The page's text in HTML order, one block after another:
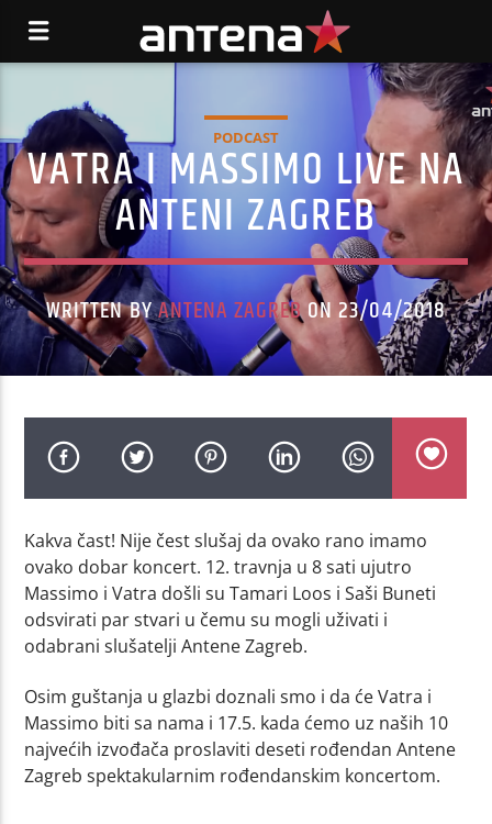
PODCAST
VATRA I MASSIMO LIVE NA
ANTENI ZAGREB
WRITTEN BYANTENA ZAGREBON 23/04/2018
Kakva čast! Nije čest slušaj da ovako rano imamo
ovako dobar koncert. 12. travnja u 8 sati ujutro
Massimo i Vatra došli su Tamari Loos i Saši Buneti
odsvirati par stvari u čemu su mogli uživati i
odabrani slušatelji Antene Zagreb.
Osim guštanja u glazbi doznali smo i da će Vatra i
Massimo biti sa nama i 17.5. kada ćemo uz naših 10
najvećih izvođača proslaviti deseti rođendan Antene
Zagreb spektakularnim rođendanskim koncertom.